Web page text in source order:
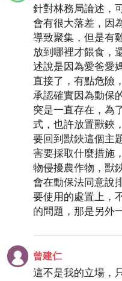
針對林務局論述，
會有很大落差，因
導致聚集，但是有
放到哪裡才餵食，
述說是因為愛爸愛
直接了，有點危險
承認確實因為動保
突是一直存在，為
式，也許放置獸鋏
要回到獸鋏這個主
害要採取什麼措施
物侵擾農作物，獸
會在動保法同意說
要使用的處置上，
的問題，那是另外
曾建仁
這不是我的立場，